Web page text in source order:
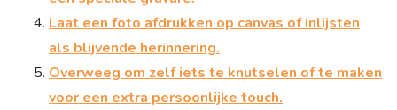
Laat een foto afdrukken op canvas of inlijsten
als blijvende herinnering.
Overweeg om zelf iets te knutselen of te maken
voor een extra persoonlijke touch.